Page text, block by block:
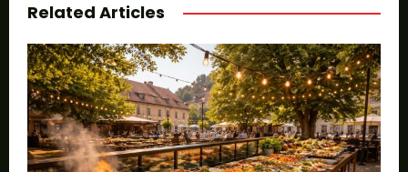
Related Articles